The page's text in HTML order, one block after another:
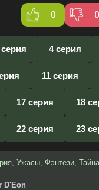
0 0
4 серия
11 серия
17 серия 18
22 серия 23
, Ужасы, Фэнтези, Тайна
D'Eon